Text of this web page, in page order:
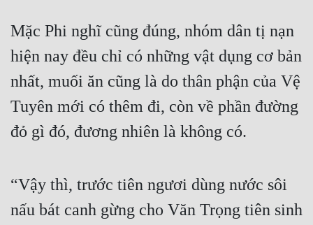
Mặc Phi nghĩ cũng đúng, nhóm dân tị nạn
hiện nay đều chỉ có những vật dụng cơ bản
nhất, muối ăn cũng là do thân phận của Vệ
Tuyên mới có thêm đi, còn về phần đường
đỏ gì đó, đương nhiên là không có.
“Vậy thì, trước tiên ngươi dùng nước sôi
nấu bát canh gừng cho Văn Trọng tiên sinh